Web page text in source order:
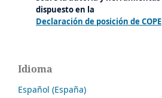
dispuesto en la
Declaración de posición de COPE
Idioma
Español (España)